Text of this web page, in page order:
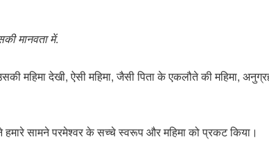
मानवता में.
महिमा देखी, ऐसी महिमा, जैसी पिता के एकलौते की महिमा,
सामने परमेश्वर के सच्चे स्वरूप और महिमा को प्रकट किया।